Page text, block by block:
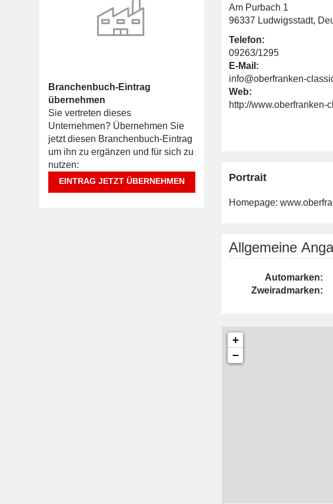
Am Purbach 1
96337 Ludwigsstadt,
Telefon:
09263/1295
E-Mail:
info@oberfranken-
Web:
http://www.oberfranken-
Portrait
Homepage:
Allgemeine
Automarken:
Zweiradmarken:
+
−
Branchenbuch-Eintrag
übernehmen
Sie vertreten dieses
Unternehmen? Übernehmen Sie
jetzt diesen Branchenbuch-Eintrag
um ihn zu ergänzen und für sich zu
nutzen:
EINTRAG JETZT ÜBERNEHMEN